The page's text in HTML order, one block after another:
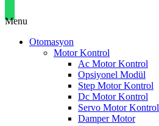
Menu
Otomasyon
Motor Kontrol
Ac Motor Kontrol
Opsiyonel Modül
Step Motor Kontrol
Dc Motor Kontrol
Servo Motor Kontrol
Damper Motor